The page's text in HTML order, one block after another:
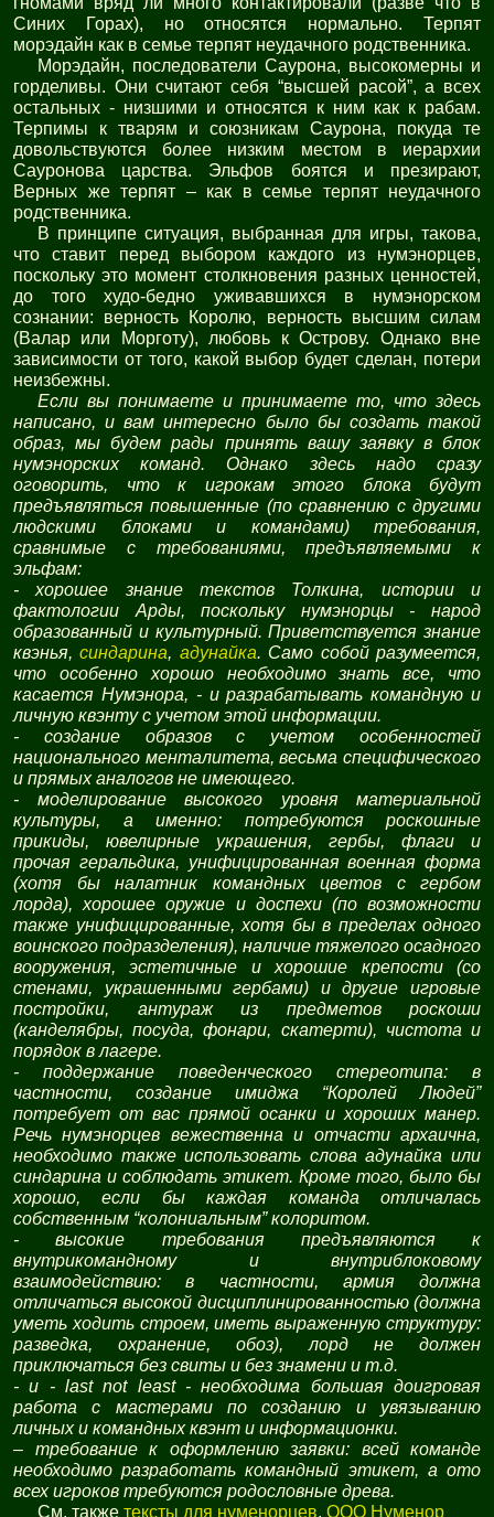
Синих Горах), но относятся нормально. Терпят
морэдайн как в семье терпят неудачного родственника.
Морэдайн, последователи Саурона, высокомерны и
горделивы. Они считают себя “высшей расой”, а всех
остальных - низшими и относятся к ним как к рабам.
Терпимы к тварям и союзникам Саурона, покуда те
довольствуются более низким местом в иерархии
Сауронова царства. Эльфов боятся и презирают,
Верных же терпят – как в семье терпят неудачного
родственника.
В принципе ситуация, выбранная для игры, такова,
что ставит перед выбором каждого из нумэнорцев,
поскольку это момент столкновения разных ценностей,
до того худо-бедно уживавшихся в нумэнорском
сознании: верность Королю, верность высшим силам
(Валар или Морготу), любовь к Острову. Однако вне
зависимости от того, какой выбор будет сделан, потери
неизбежны.
Если вы понимаете и принимаете то, что здесь
написано, и вам интересно было бы создать такой
образ, мы будем рады принять вашу заявку в блок
нумэнорских команд. Однако здесь надо сразу
оговорить, что к игрокам этого блока будут
предъявляться повышенные (по сравнению с другими
людскими блоками и командами) требования,
сравнимые с требованиями, предъявляемыми к
эльфам:
- хорошее знание текстов Толкина, истории и
фактологии Арды, поскольку нумэнорцы - народ
образованный и культурный. Приветствуется знание
квэнья,синдарина, адунайка. Само собой разумеется,
что особенно хорошо необходимо знать все, что
касается Нумэнора, - и разрабатывать командную и
личную квэнту с учетом этой информации.
- создание образов с учетом особенностей
национального менталитета, весьма специфического
и прямых аналогов не имеющего.
- моделирование высокого уровня материальной
культуры, а именно: потребуются роскошные
прикиды, ювелирные украшения, гербы, флаги и
прочая геральдика, унифицированная военная форма
(хотя бы налатник командных цветов с гербом
лорда), хорошее оружие и доспехи (по возможности
также унифицированные, хотя бы в пределах одного
воинского подразделения), наличие тяжелого осадного
вооружения, эстетичные и хорошие крепости (со
стенами, украшенными гербами) и другие игровые
постройки, антураж из предметов роскоши
(канделябры, посуда, фонари, скатерти), чистота и
порядок в лагере.
- поддержание поведенческого стереотипа: в
частности, создание имиджа “Королей Людей”
потребует от вас прямой осанки и хороших манер.
Речь нумэнорцев вежественна и отчасти архаична,
необходимо также использовать слова адунайка или
синдарина и соблюдать этикет. Кроме того, было бы
хорошо, если бы каждая команда отличалась
собственным “колониальным” колоритом.
- высокие требования предъявляются к
внутрикомандному и внутриблоковому
взаимодействию: в частности, армия должна
отличаться высокой дисциплинированностью (должна
уметь ходить строем, иметь выраженную структуру:
разведка, охранение, обоз), лорд не должен
приключаться без свиты и без знамени и т.д.
- и - last not least - необходима большая доигровая
работа с мастерами по созданию и увязыванию
личных и командных квэнт и информационки.
– требование к оформлению заявки: всей команде
необходимо разработать командный этикет, а ото
всех игроков требуются родословные древа.
См. такжетексты для нуменорцев,ООО Нуменор